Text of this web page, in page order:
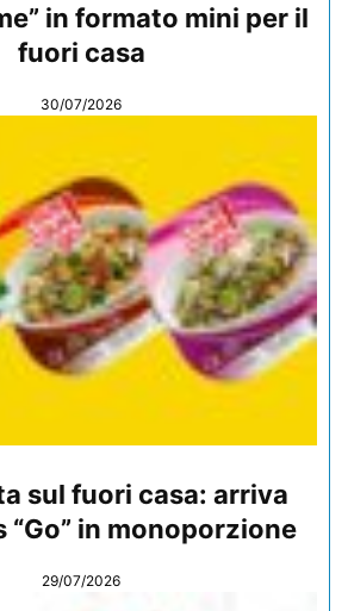
in formato mini per il
fuori casa
30/07/2026
sul fuori casa: arriva
“Go” in monoporzione
29/07/2026